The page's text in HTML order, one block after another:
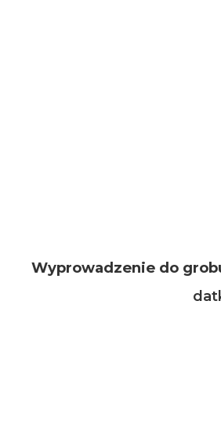
Wyprowadzenie do